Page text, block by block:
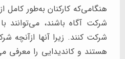
هنگامی‌که کارکنان به‌طور
شرکت آگاه باشند، می‌توانند
شرکت کنند. زیرا آنها ازآنچه
هستند و کاندیدایی را معرفی